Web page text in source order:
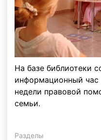
На базе библиотеки
информационный час
недели правовой
семьи.
Разделы